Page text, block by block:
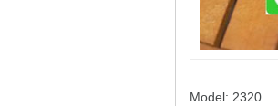
Model: 2320